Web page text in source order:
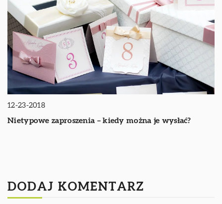
12-23-2018
Nietypowe zaproszenia – kiedy można je wysłać?
DODAJ KOMENTARZ